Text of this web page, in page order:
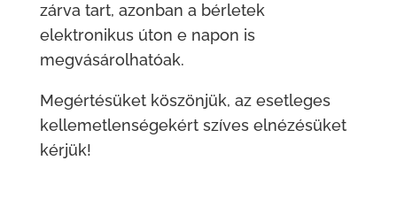
zárva tart, azonban a bérletek
elektronikus úton e napon is
megvásárolhatóak.
Megértésüket köszönjük, az esetleges
kellemetlenségekért szíves elnézésüket
kérjük!